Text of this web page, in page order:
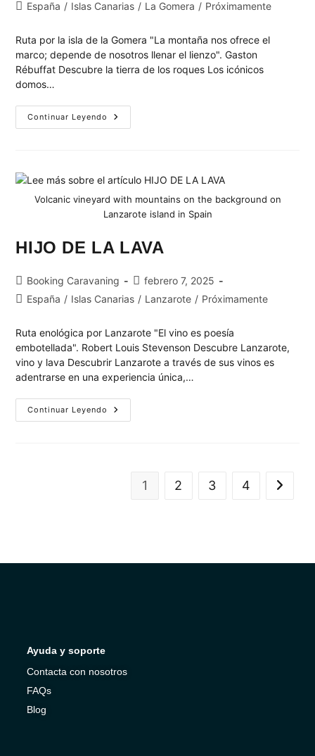
España / Islas Canarias / La Gomera / Próximamente
Ruta por la isla de la Gomera "La montaña nos ofrece el
marco; depende de nosotros llenar el lienzo". Gaston
Rébuffat Descubre la tierra de los roques Los icónicos
domos…
Continuar Leyendo
Volcanic vineyard with mountains on the background on
Lanzarote island in Spain
HIJO DE LA LAVA
Booking Caravaning
febrero 7, 2025
España / Islas Canarias / Lanzarote / Próximamente
Ruta enológica por Lanzarote "El vino es poesía
embotellada". Robert Louis Stevenson Descubre Lanzarote,
vino y lava Descubrir Lanzarote a través de sus vinos es
adentrarse en una experiencia única,…
Continuar Leyendo
1 2 3 4
Ayuda y soporte
Contacta con nosotros
FAQs
Blog